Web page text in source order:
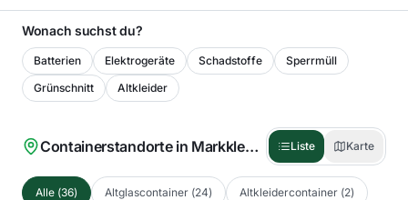
Wonach suchst du?
Batterien Elektrogeräte Schadstoffe
Sperrmüll
Grünschnitt
Altkleider
Containerstandorte in Markkleeberg (36)
Liste Karte
Alle (36) Altglascontainer (24) Altkleidercontainer (2)